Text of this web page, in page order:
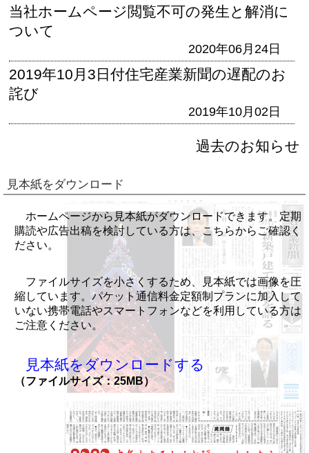
当社ホームページ閲覧不可の発生と解消に
ついて
2020年06月24日
2019年10月3日付住宅産業新聞の遅配のお
詫び
2019年10月02日
過去のお知らせ
見本紙をダウンロード
ホームページから見本紙がダウンロードできます。定期
購読や広告出稿を検討している方は、こちらからご確認く
ださい。
ファイルサイズを小さくするため、見本紙では画像を圧
縮しています。パケット通信料金定額制プランに加入して
いない携帯電話やスマートフォンなどを利用している方は
ご注意ください。
見本紙をダウンロードする
（ファイルサイズ：25MB）